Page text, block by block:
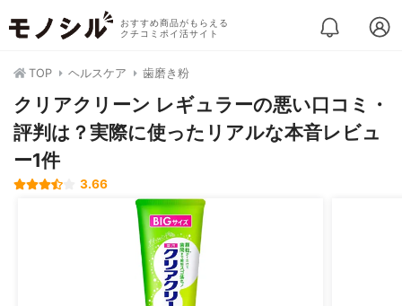
おすすめ商品がもらえる
クチコミポイ活サイト
TOP ヘルスケア 歯磨き粉
クリアクリーン レギュラーの悪い口コミ・
評判は？実際に使ったリアルな本音レビュ
ー1件
3.66